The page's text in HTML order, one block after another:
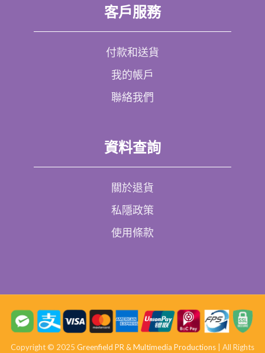
客戶服務
付款和送貨
我的帳戶
聯絡我們
資料查詢
關於退貨
私隱政策
使用條款
Copyright © 2025 Greenfield PR & Multimedia Productions | All Rights